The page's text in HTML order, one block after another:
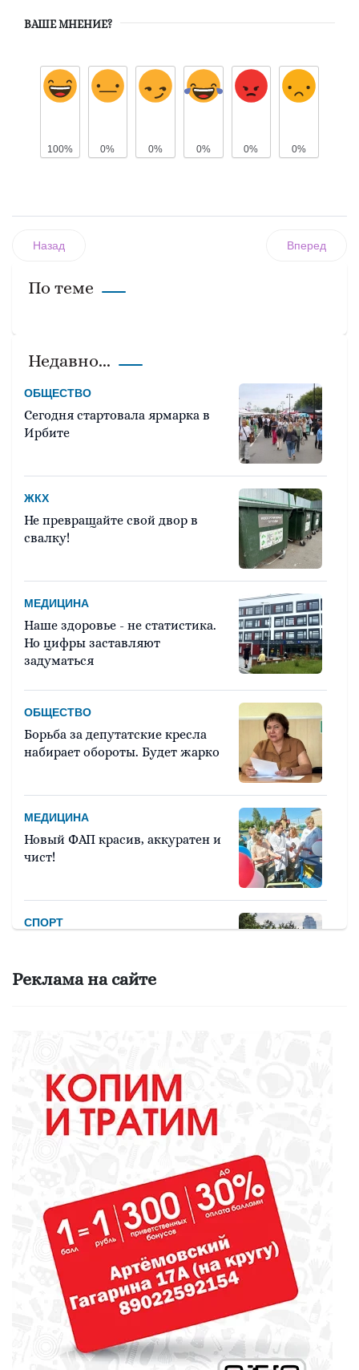
ВАШЕ МНЕНИЕ?
100% 0% 0% 0% 0% 0%
Назад Вперед
По теме
Недавно...
ОБЩЕСТВО
Сегодня стартовала ярмарка в
Ирбите
ЖКХ
Не превращайте свой двор в
свалку!
МЕДИЦИНА
Наше здоровье - не статистика.
Но цифры заставляют
задуматься
ОБЩЕСТВО
Борьба за депутатские кресла
набирает обороты. Будет жарко
МЕДИЦИНА
Новый ФАП красив, аккуратен и
чист!
СПОРТ
марафоне «Европа – Азия»
библиотекарь? Докажите это
всей стране!
ОБРАЗОВАНИЕ
Сосновоборская школа в финале
конкурса школьных музеев
МЕДИЦИНА
От диеты до режима: все о
питании при грудном
вскармливании
СПОРТ
Реклама на сайте